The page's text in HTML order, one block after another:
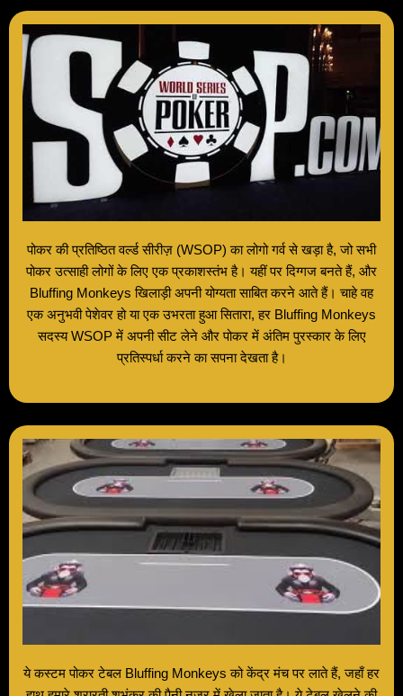
पोकर की प्रतिष्ठित वर्ल्ड सीरीज़ (WSOP) का लोगो गर्व से खड़ा है, जो सभी
पोकर उत्साही लोगों के लिए एक प्रकाशस्तंभ है। यहीं पर दिग्गज बनते हैं, और
Bluffing Monkeys खिलाड़ी अपनी योग्यता साबित करने आते हैं। चाहे वह
एक अनुभवी पेशेवर हो या एक उभरता हुआ सितारा, हर Bluffing Monkeys
सदस्य WSOP में अपनी सीट लेने और पोकर में अंतिम पुरस्कार के लिए
प्रतिस्पर्धा करने का सपना देखता है।
ये कस्टम पोकर टेबल Bluffing Monkeys को केंद्र मंच पर लाते हैं, जहाँ हर